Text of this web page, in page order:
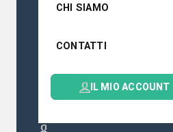
CHI SIAMO
CONTATTI
IL MIO ACCOUNT